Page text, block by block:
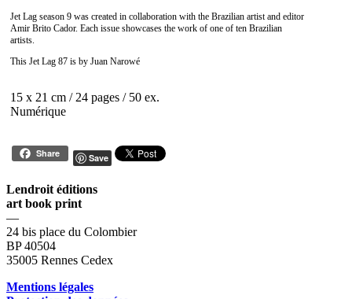
Jet Lag season 9 was created in collaboration with the Brazilian artist and editor
Amir Brito Cador. Each issue showcases the work of one of ten Brazilian
artists.
This Jet Lag 87 is by Juan Narowé
15 x 21 cm / 24 pages / 50 ex.
Numérique
Share Save
Lendroit éditions
art book print
—
24 bis place du Colombier
BP 40504
35005 Rennes Cedex
Mentions légales